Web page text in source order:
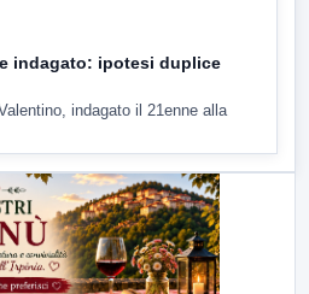
indagato: ipotesi duplice
indagato il 21enne alla